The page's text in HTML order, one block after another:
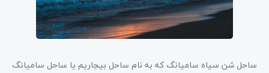
ساحل شن سیاه سامیانگ که به نام ساحل بیجاریم یا ساحل سامیانگ